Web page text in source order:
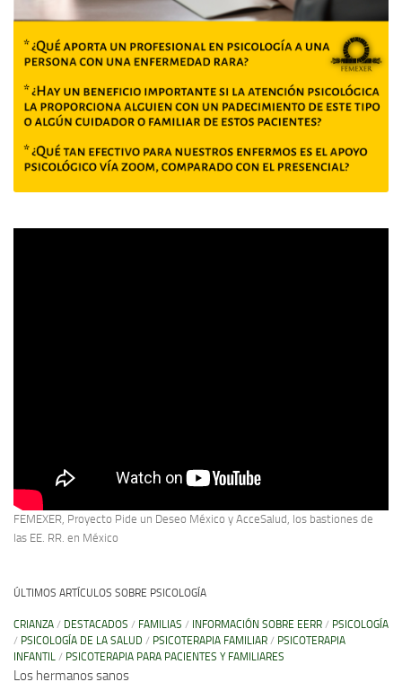
FEMEXER, Proyecto Pide un Deseo México y AcceSalud, los bastiones de
las EE. RR. en México
ÚLTIMOS ARTÍCULOS SOBRE PSICOLOGÍA
CRIANZA / DESTACADOS / FAMILIAS / INFORMACIÓN SOBRE EERR / PSICOLOGÍA
/ PSICOLOGÍA DE LA SALUD / PSICOTERAPIA FAMILIAR / PSICOTERAPIA
INFANTIL / PSICOTERAPIA PARA PACIENTES Y FAMILIARES
Los hermanos sanos